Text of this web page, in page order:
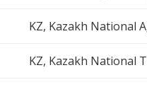
KZ, Kazakh National
KZ, Kazakh National